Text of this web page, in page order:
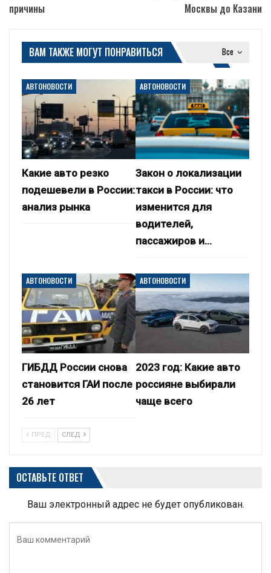
причины
Москвы до Казани
Все
ВАМ ТАКЖЕ МОГУТ ПОНРАВИТЬСЯ
АВТОНОВОСТИ
Какие авто резко
подешевели в России:
анализ рынка
АВТОНОВОСТИ
Закон о локализации
такси в России: что
изменится для
водителей,
пассажиров и…
АВТОНОВОСТИ
ГИБДД России снова
становится ГАИ после
26 лет
АВТОНОВОСТИ
2023 год: Какие авто
россияне выбирали
чаще всего
ПРЕД СЛЕД
ОСТАВЬТЕ ОТВЕТ
Ваш электронный адрес не будет опубликован.